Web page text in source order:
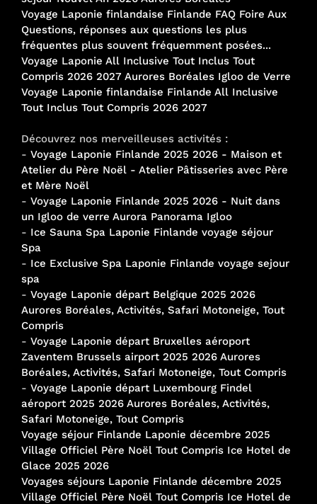
Voyage Laponie finlandaise Finlande FAQ Foire Aux
Questions, réponses aux questions les plus
fréquentes plus souvent fréquemment posées...
Voyage Laponie All Inclusive Tout Inclus Tout
Compris 2026 2027 Aurores Boréales Igloo de Verre
Voyage Laponie finlandaise Finlande All Inclusive
Tout Inclus Tout Compris 2026 2027
Découvrez nos merveilleuses activités :
- Voyage Laponie Finlande 2025 2026 - Maison et
Atelier du Père Noël - Atelier Pâtisseries avec Père
et Mère Noël
- Voyage Laponie Finlande 2025 2026 - Nuit dans
un Igloo de verre Aurora Panorama Igloo
- Ice Sauna Spa Laponie Finlande voyage séjour
Spa
- Ice Exclusive Spa Laponie Finlande voyage sejour
spa
- Voyage Laponie départ Belgique 2025 2026
Aurores Boréales, Activités, Safari Motoneige, Tout
Compris
- Voyage Laponie départ Bruxelles aéroport
Zaventem Brussels airport 2025 2026 Aurores
Boréales, Activités, Safari Motoneige, Tout Compris
- Voyage Laponie départ Luxembourg Findel
aéroport 2025 2026 Aurores Boréales, Activités,
Safari Motoneige, Tout Compris
Voyage séjour Finlande Laponie décembre 2025
Village Officiel Père Noël Tout Compris Ice Hotel de
Glace 2025 2026
Voyages séjours Laponie Finlande décembre 2025
Village Officiel Père Noël Tout Compris Ice Hotel de